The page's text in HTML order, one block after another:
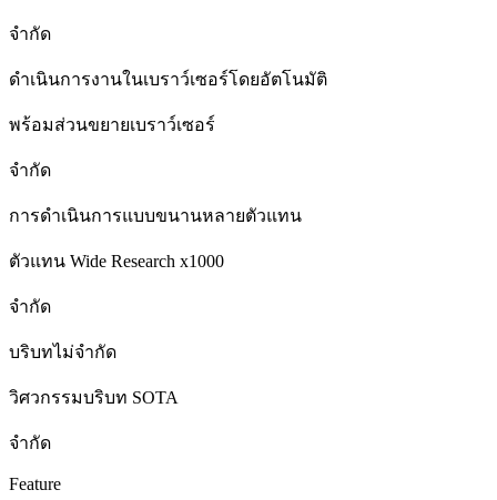
จำกัด
ดำเนินการงานในเบราว์เซอร์โดยอัตโนมัติ
พร้อมส่วนขยายเบราว์เซอร์
จำกัด
การดำเนินการแบบขนานหลายตัวแทน
ตัวแทน Wide Research x1000
จำกัด
บริบทไม่จำกัด
วิศวกรรมบริบท SOTA
จำกัด
Feature